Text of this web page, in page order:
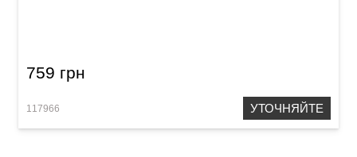
759 грн
117966 УТОЧНЯЙТЕ